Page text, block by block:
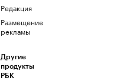
Редакция
Размещение
рекламы
Другие
продукты
РБК